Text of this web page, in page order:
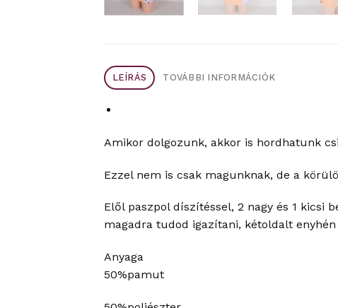
LEÍRÁS TOVÁBBI INFORMÁCIÓK
Amikor dolgozunk, akkor is hordhatunk
Ezzel nem is csak magunknak, de a
Elől paszpol díszítéssel, 2 nagy és 1 kicsi
magadra tudod igazítani, kétoldalt
Anyaga
50%pamut